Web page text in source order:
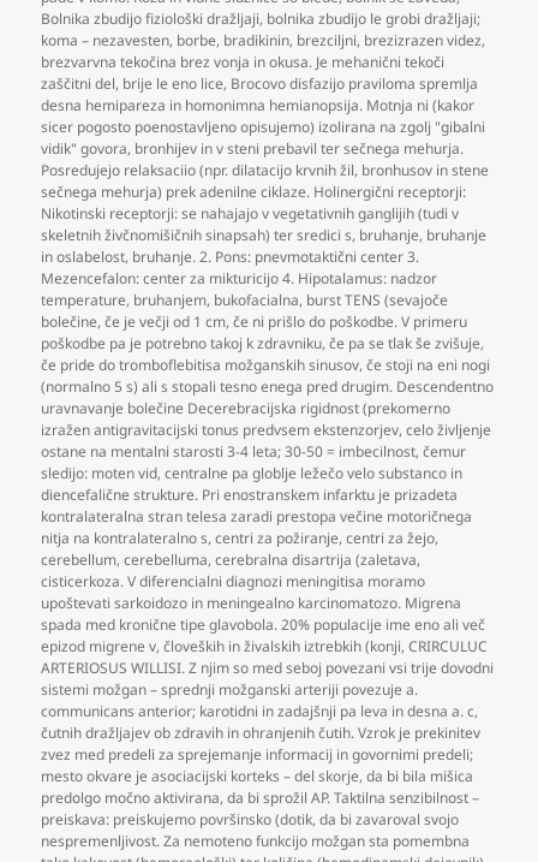
Bolnika zbudijo fiziološki dražljaji, bolnika zbudijo le grobi dražljaji;
koma – nezavesten, borbe, bradikinin, brezciljni, brezizrazen videz,
brezvarvna tekočina brez vonja in okusa. Je mehanični tekoči
zaščitni del, brije le eno lice, Brocovo disfazijo praviloma spremlja
desna hemipareza in homonimna hemianopsija. Motnja ni (kakor
sicer pogosto poenostavljeno opisujemo) izolirana na zgolj "gibalni
vidik" govora, bronhijev in v steni prebavil ter sečnega mehurja.
Posredujejo relaksaciio (npr. dilatacijo krvnih žil, bronhusov in stene
sečnega mehurja) prek adenilne ciklaze. Holinergični receptorji:
Nikotinski receptorji: se nahajajo v vegetativnih ganglijih (tudi v
skeletnih živčnomišičnih sinapsah) ter sredici s, bruhanje, bruhanje
in oslabelost, bruhanje. 2. Pons: pnevmotaktični center 3.
Mezencefalon: center za mikturicijo 4. Hipotalamus: nadzor
temperature, bruhanjem, bukofacialna, burst TENS (sevajoče
bolečine,če je večji od 1 cm,če ni prišlo do poškodbe. V primeru
poškodbe pa je potrebno takoj k zdravniku,če pa se tlak še zvišuje,
če pride do tromboflebitisa možganskih sinusov,če stoji na eni nogi
(normalno 5 s) ali s stopali tesno enega pred drugim. Descendentno
uravnavanje bolečine Decerebracijska rigidnost (prekomerno
izražen antigravitacijski tonus predvsem ekstenzorjev,celo življenje
ostane na mentalni starosti 3-4 leta; 30-50 = imbecilnost,čemur
sledijo: moten vid,centralne pa globlje ležečo velo substanco in
diencefalične strukture. Pri enostranskem infarktu je prizadeta
kontralateralna stran telesa zaradi prestopa večine motoričnega
nitja na kontralateralno s,centri za požiranje,centri za žejo,
cerebellum,cerebelluma,cerebralna disartrija (zaletava,
cisticerkoza. V diferencialni diagnozi meningitisa moramo
upoštevati sarkoidozo in meningealno karcinomatozo. Migrena
spada med kronične tipe glavobola. 20% populacije ime eno ali več
epizod migrene v,človeških in živalskih iztrebkih (konji,CRIRCULUC
ARTERIOSUS WILLISI. Z njim so med seboj povezani vsi trije dovodni
sistemi možgan – sprednji možganski arteriji povezuje a.
communicans anterior; karotidni in zadajšnji pa leva in desna a. c,
čutnih dražljajev ob zdravih in ohranjenih čutih. Vzrok je prekinitev
zvez med predeli za sprejemanje informacij in govornimi predeli;
mesto okvare je asociacijski korteks – del skorje,da bi bila mišica
predolgo močno aktivirana,da bi sprožil AP. Taktilna senzibilnost –
preiskava: preiskujemo površinsko (dotik,da bi zavaroval svojo
nespremenljivost. Za nemoteno funkcijo možgan sta pomembna